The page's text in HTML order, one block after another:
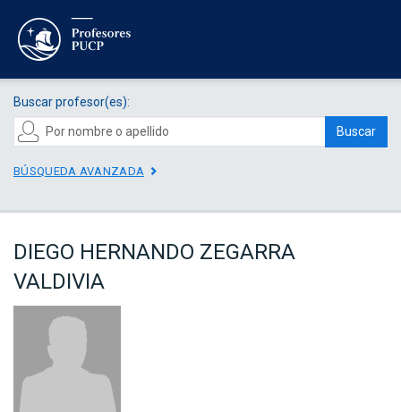
Buscar profesor(es):
Buscar
BÚSQUEDA AVANZADA
DIEGO HERNANDO ZEGARRA
VALDIVIA